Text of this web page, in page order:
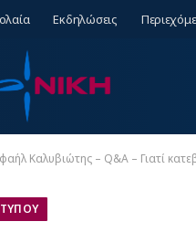
Εκδηλώσεις
Καλυβιώτης – Q&A – Γιατί